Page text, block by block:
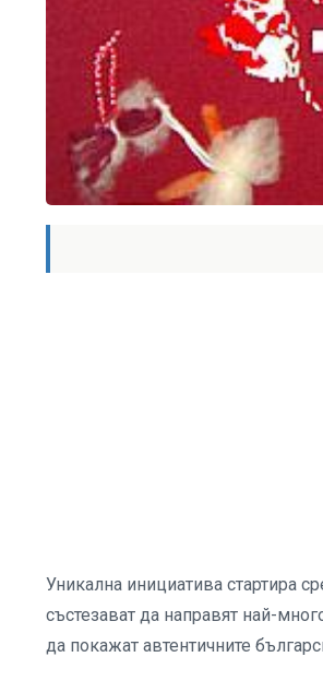
Уникална инициатива стартира
състезават да направят най-
да покажат автентичните